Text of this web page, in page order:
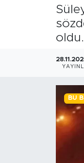
oldu.
BU
DÜNYA
GÜNCEL
KARİKATÜR
BİLİM-
RÖPÖRTAJ
Tüm
Son Dakika
Haber Arşivi